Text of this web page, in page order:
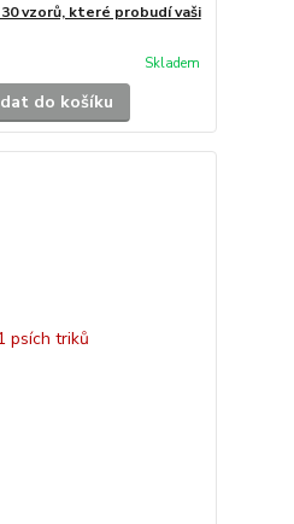
vzorů, které probudí vaši
Skladem
do košíku